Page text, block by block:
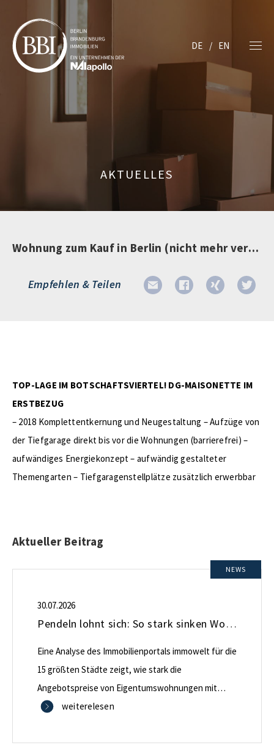
DE EN
AKTUELLES
Wohnung zum Kauf in Berlin (nicht mehr verfügbar)
Empfehlen & Teilen
TOP-LAGE IM BOTSCHAFTSVIERTEL! DG-MAISONETTE IM
ERSTBEZUG
– 2018 Komplettentkernung und Neugestaltung – Aufzüge von
der Tiefgarage direkt bis vor die Wohnungen (barrierefrei) –
aufwändiges Energiekonzept – aufwändig gestalteter
Themengarten – Tiefgaragenstellplätze zusätzlich erwerbbar
Aktueller Beitrag
NEWS
30.07.2026
Pendeln lohnt sich: So stark sinken Wohnungspreise im Umland
Eine Analyse des Immobilienportals immowelt für die
15 größten Städte zeigt, wie stark die
Angebotspreise von Eigentumswohnungen mit
zunehmender Entfernung sinken:
weiterelesen